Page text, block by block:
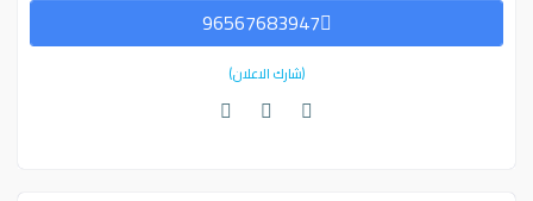
96567683947
(شارك الاعلان)